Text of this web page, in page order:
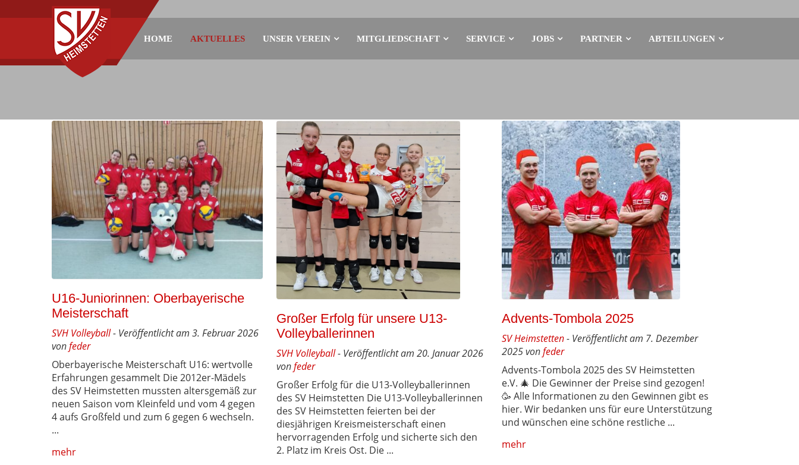
HOME AKTUELLES UNSER VEREIN MITGLIEDSCHAFT SERVICE JOBS PARTNER ABTEILUNGEN
U16-Juniorinnen: Oberbayerische
Meisterschaft
SVH Volleyball- Veröffentlicht am 3. Februar 2026
vonfeder
Oberbayerische Meisterschaft U16: wertvolle
Erfahrungen gesammelt Die 2012er-Mädels
des SV Heimstetten mussten altersgemäß zur
neuen Saison vom Kleinfeld und vom 4 gegen
4 aufs Großfeld und zum 6 gegen 6 wechseln.
...
mehr
Großer Erfolg für unsere U13-
Volleyballerinnen
SVH Volleyball- Veröffentlicht am 20. Januar 2026
vonfeder
Großer Erfolg für die U13-Volleyballerinnen
des SV Heimstetten Die U13-Volleyballerinnen
des SV Heimstetten feierten bei der
diesjährigen Kreismeisterschaft einen
hervorragenden Erfolg und sicherte sich den
2. Platz im Kreis Ost. Die ...
Advents-Tombola 2025
SV Heimstetten- Veröffentlicht am 7. Dezember
2025 vonfeder
Advents-Tombola 2025 des SV Heimstetten
e.V. 🎄 Die Gewinner der Preise sind gezogen!
🥳 Alle Informationen zu den Gewinnen gibt es
hier. Wir bedanken uns für eure Unterstützung
und wünschen eine schöne restliche ...
mehr